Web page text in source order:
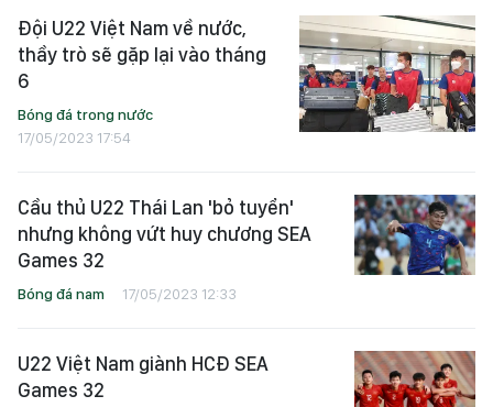
Đội U22 Việt Nam về nước,
thầy trò sẽ gặp lại vào tháng
6
Bóng đá trong nước
17/05/2023 17:54
Cầu thủ U22 Thái Lan 'bỏ tuyển'
nhưng không vứt huy chương SEA
Games 32
Bóng đá nam 17/05/2023 12:33
U22 Việt Nam giành HCĐ SEA
Games 32